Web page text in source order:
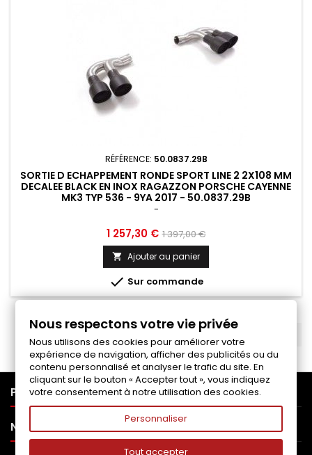
RÉFÉRENCE: 50.0837.29B
SORTIE D ECHAPPEMENT RONDE SPORT LINE 2 2X108 MM
DECALEE BLACK EN INOX RAGAZZON PORSCHE CAYENNE
MK3 TYP 536 - 9YA 2017 - 50.0837.29B
-
Prix
1 257,30 € Prix
de
base
1 397,00 €
 Ajouter au panier
 Sur commande
PRODUITS
NOTRE SOCIÉTÉ
Nous respectons votre vie privée
Nous utilisons des cookies pour améliorer votre
expérience de navigation, afficher des publicités ou du
contenu personnalisé et analyser le trafic du site. En
cliquant sur le bouton « Accepter tout », vous indiquez
votre consentement à notre utilisation des cookies.
Personnaliser
Tout accepter